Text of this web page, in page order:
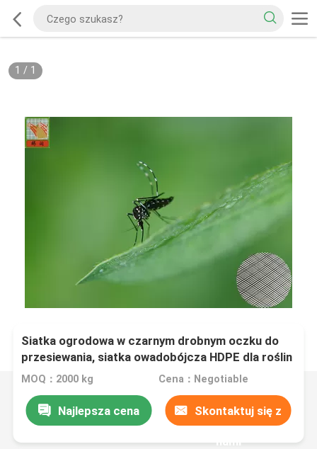
1 / 1
Siatka ogrodowa w czarnym drobnym oczku do
przesiewania, siatka owadobójcza HDPE dla roślin
MOQ：2000 kg Cena：Negotiable
Najlepsza cena Skontaktuj się z
nami